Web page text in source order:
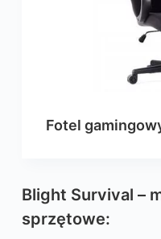
Fotel
Blight Survival –
sprzętowe: